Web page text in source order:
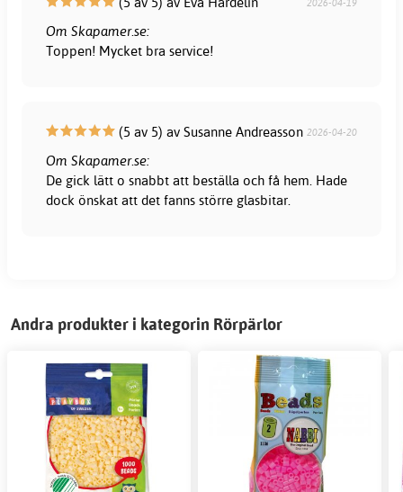
2026-04-19
Om Skapamer.se:
Toppen! Mycket bra service!
(5 av 5) av Susanne Andreasson 2026-04-20
Om Skapamer.se:
De gick lätt o snabbt att beställa och få hem. Hade
dock önskat att det fanns större glasbitar.
Andra produkter i kategorin Rörpärlor